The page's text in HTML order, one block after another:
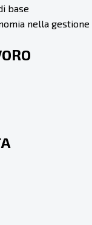
base
nella